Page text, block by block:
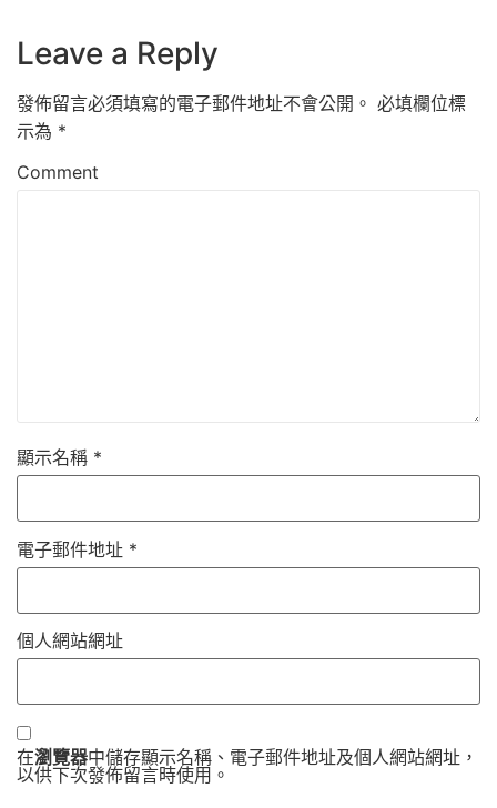
Leave a Reply
發佈留言必須填寫的電子郵件地址不會公開。 必填欄位標
示為 *
Comment
顯示名稱 *
電子郵件地址 *
個人網站網址
在瀏覽器中儲存顯示名稱、電子郵件地址及個人網站網址，
以供下次發佈留言時使用。